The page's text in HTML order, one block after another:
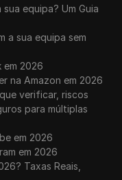
equipa? Um Guia
a sua equipa sem
em 2026
na Amazon em 2026
verificar, riscos
para múltiplas
em 2026
em 2026
Taxas Reais,